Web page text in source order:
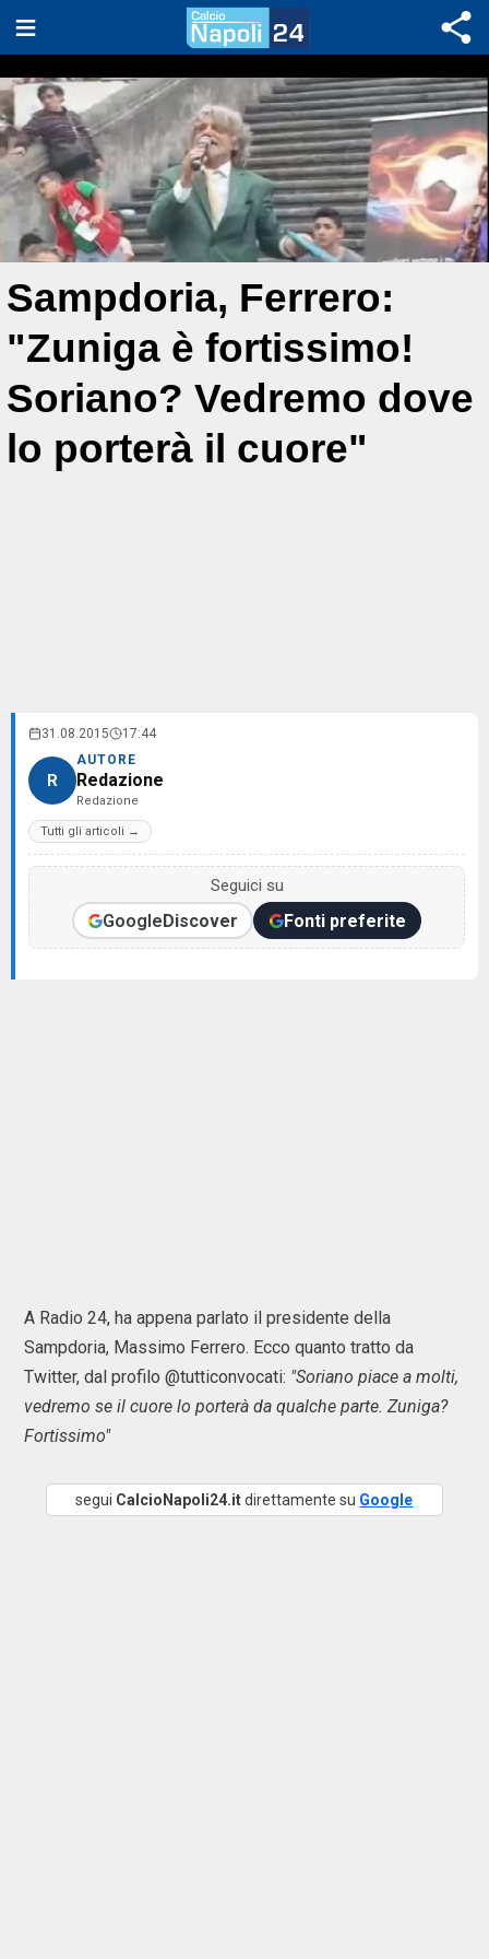
Sampdoria, Ferrero:
"Zuniga è fortissimo!
Soriano? Vedremo dove
lo porterà il cuore"
31.08.2015 17:44
R
AUTORE
Redazione
Redazione
Tutti gli articoli →
Seguici su
GoogleDiscover Fonti preferite
A Radio 24, ha appena parlato il presidente della
Sampdoria, Massimo Ferrero. Ecco quanto tratto da
Twitter, dal profilo @tutticonvocati: "Soriano piace a molti,
vedremo se il cuore lo porterà da qualche parte. Zuniga?
Fortissimo"
segui CalcioNapoli24.itdirettamente su Google